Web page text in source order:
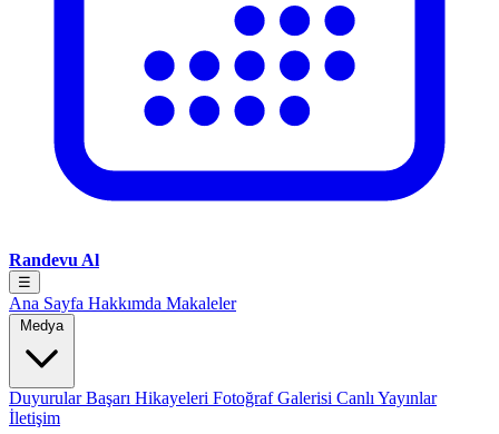
Randevu Al
☰
Ana Sayfa Hakkımda Makaleler
Medya
DuyurularBaşarı Hikayeleri Fotoğraf Galerisi Canlı Yayınlar
İletişim